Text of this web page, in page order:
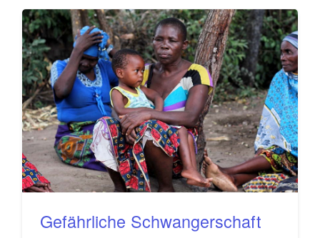
Gefährliche Schwangerschaft